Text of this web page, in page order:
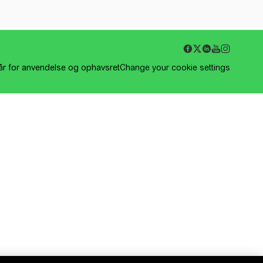
for anvendelse og ophavsretChange your cookie settings